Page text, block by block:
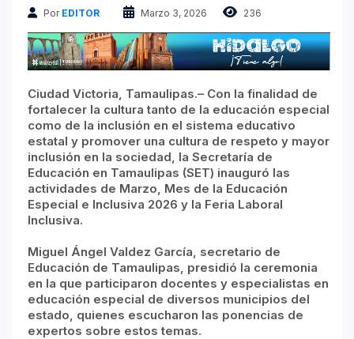
Por EDITOR Marzo 3, 2026 236
Ciudad Victoria, Tamaulipas.– Con la finalidad de
fortalecer la cultura tanto de la educación especial
como de la inclusión en el sistema educativo
estatal y promover una cultura de respeto y mayor
inclusión en la sociedad, la Secretaría de
Educación en Tamaulipas (SET) inauguró las
actividades de Marzo, Mes de la Educación
Especial e Inclusiva 2026 y la Feria Laboral
Inclusiva.
Miguel Ángel Valdez García, secretario de
Educación de Tamaulipas, presidió la ceremonia
en la que participaron docentes y especialistas en
educación especial de diversos municipios del
estado, quienes escucharon las ponencias de
expertos sobre estos temas.
Columnas Político Financieras
Principales medios
Nacional